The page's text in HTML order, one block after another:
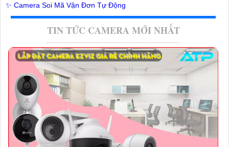
✨ Camera Soi Mã Vận Đơn Tự Động
TIN TỨC CAMERA MỚI NHẤT